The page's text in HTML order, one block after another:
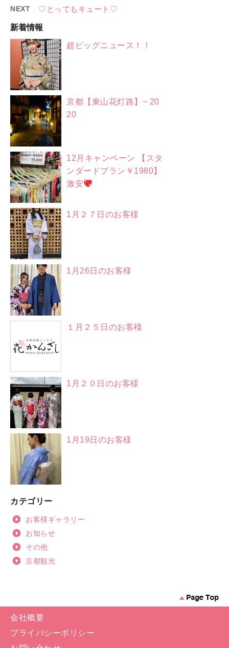
NEXT ♡とってもキュート♡
新着情報
超ビッグニュース！！
京都【東山花灯路】− 20
20
12月キャンペーン 【スタ
ンダードプラン￥1980】
激安
1月２７日のお客様
1月26日のお客様
１月２５日のお客様
1月２０日のお客様
1月19日のお客様
カテゴリー
お客様ギャラリー
お知らせ
その他
京都観光
会社概要
プライバシーポリシー